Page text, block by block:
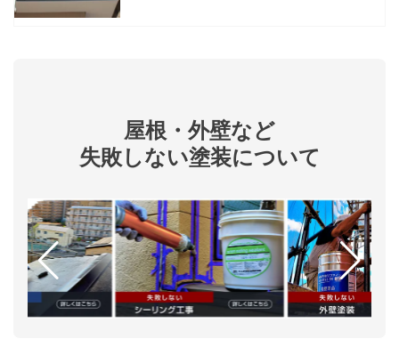
屋根・外壁など
失敗しない塗装について